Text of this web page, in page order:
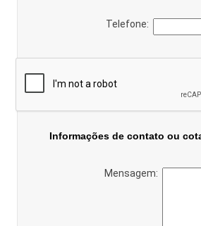
Telefone:
Informações de contato ou
Mensagem: